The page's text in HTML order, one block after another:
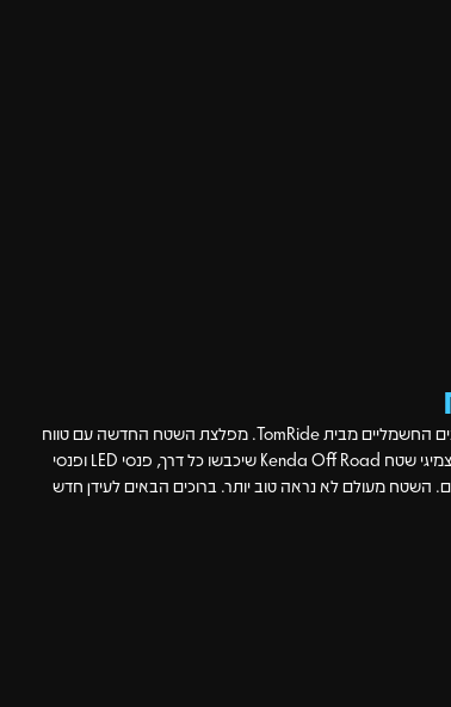
הכירו את ה-TR400PRO, הדור הבא של הטרקטורונים החשמליים מבית TomRide. מפלצת השטח החדשה עם טווח
נסיעה של כ-70 ק"מ וסוללת גיבוי מובנית כסטנדרט, צמיגי שטח Kenda Off Road שיכבשו כל דרך, פנסי LED ופנסי
מעולם לא נראה טוב יותר. ברוכים הבאים לעידן חדש